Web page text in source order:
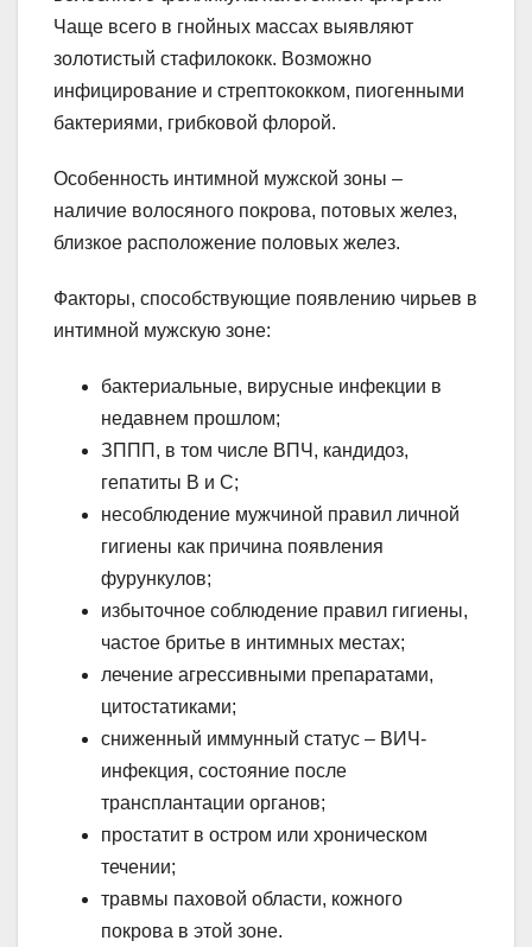
Чаще всего в гнойных массах выявляют
золотистый стафилококк. Возможно
инфицирование и стрептококком, пиогенными
бактериями, грибковой флорой.
Особенность интимной мужской зоны –
наличие волосяного покрова, потовых желез,
близкое расположение половых желез.
Факторы, способствующие появлению чирьев в
интимной мужскую зоне:
бактериальные, вирусные инфекции в
недавнем прошлом;
ЗППП, в том числе ВПЧ, кандидоз,
гепатиты B и C;
несоблюдение мужчиной правил личной
гигиены как причина появления
фурункулов;
избыточное соблюдение правил гигиены,
частое бритье в интимных местах;
лечение агрессивными препаратами,
цитостатиками;
сниженный иммунный статус – ВИЧ-
инфекция, состояние после
трансплантации органов;
простатит в остром или хроническом
течении;
травмы паховой области, кожного
покрова в этой зоне.